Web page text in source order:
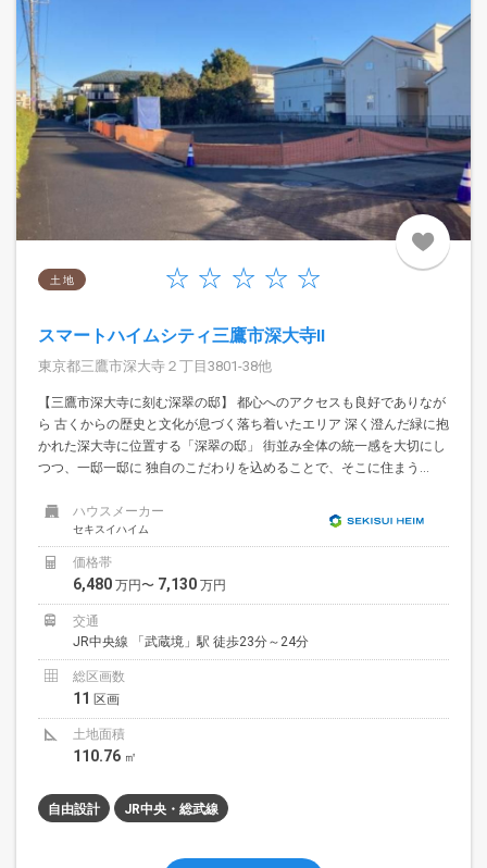
土 地
スマートハイムシティ三鷹市深大寺II
東京都三鷹市深大寺２丁目3801-38他
【三鷹市深大寺に刻む深翠の邸】 都心へのアクセスも良好でありなが
ら 古くからの歴史と文化が息づく落ち着いたエリア 深く澄んだ緑に抱
かれた深大寺に位置する「深翠の邸」 街並み全体の統一感を大切にし
つつ、一邸一邸に 独自のこだわりを込めることで、そこに住まう...
ハウスメーカー
セキスイハイム
価格帯
6,480 万円〜 7,130 万円
交通
JR中央線 「武蔵境」駅 徒歩23分～24分
総区画数
11 区画
土地面積
110.76 ㎡
自由設計 JR中央・総武線